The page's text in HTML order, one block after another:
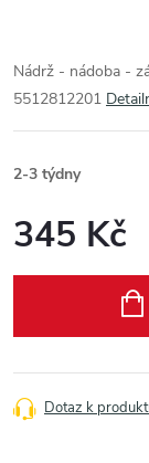
Nádrž - nádoba -
5512812201
2-3 týdny
345 Kč
Dotaz k